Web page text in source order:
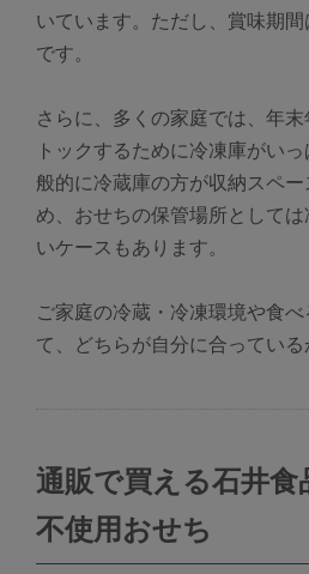
いています。ただし、賞味期
です。
さらに、多くの家庭では、年
トックするために冷凍庫がい
般的に冷蔵庫の方が収納スペ
め、おせちの保管場所として
いケースもあります。
ご家庭の冷蔵・冷凍環境や食
て、どちらが自分に合っている
通販で買える石井食
不使用おせち